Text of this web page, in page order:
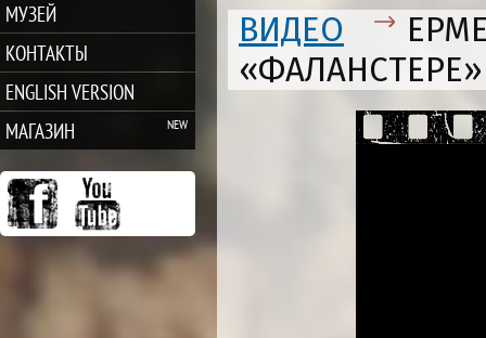
МУЗЕЙ
КОНТАКТЫ
ENGLISH VERSION
МАГАЗИН
ВИДЕО
«ФАЛАНСТЕРЕ»